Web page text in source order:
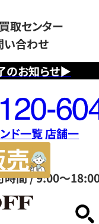
のお知らせ▶
取センター
い合わせ
時間 / 9:00～
ド一覧店舗一
サ